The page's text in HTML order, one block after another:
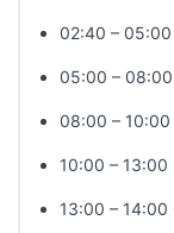
02:40 – 05:00
05:00 – 08:00
08:00 – 10:00
10:00 – 13:00
13:00 – 14:00